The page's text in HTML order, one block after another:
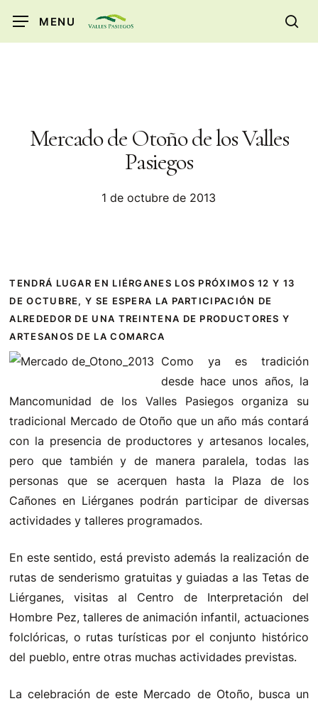
MENU
Mercado de Otoño de los Valles
Pasiegos
1 de octubre de 2013
TENDRÁ LUGAR EN LIÉRGANES LOS PRÓXIMOS 12 Y 13
DE OCTUBRE, Y SE ESPERA LA PARTICIPACIÓN DE
ALREDEDOR DE UNA TREINTENA DE PRODUCTORES Y
ARTESANOS DE LA COMARCA
Como ya es tradición
desde hace unos años, la
Mancomunidad de los Valles Pasiegos organiza su
tradicional Mercado de Otoño que un año más contará
con la presencia de productores y artesanos locales,
pero que también y de manera paralela, todas las
personas que se acerquen hasta la Plaza de los
Cañones en Liérganes podrán participar de diversas
actividades y talleres programados.
En este sentido, está previsto además la realización de
rutas de senderismo gratuitas y guiadas a las Tetas de
Liérganes, visitas al Centro de Interpretación del
Hombre Pez, talleres de animación infantil, actuaciones
folclóricas, o rutas turísticas por el conjunto histórico
del pueblo, entre otras muchas actividades previstas.
La celebración de este Mercado de Otoño, busca un